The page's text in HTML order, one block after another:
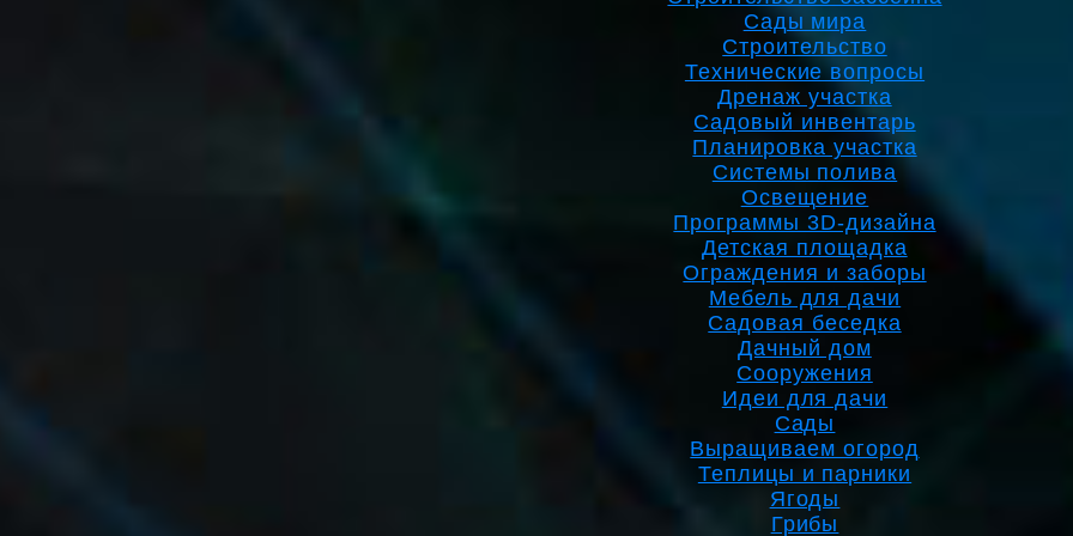
Сады мира
Строительство
Технические вопросы
Дренаж участка
Садовый инвентарь
Планировка участка
Системы полива
Освещение
Программы 3D-дизайна
Детская площадка
Ограждения и заборы
Мебель для дачи
Садовая беседка
Дачный дом
Сооружения
Идеи для дачи
Сады
Выращиваем огород
Теплицы и парники
Ягоды
Грибы